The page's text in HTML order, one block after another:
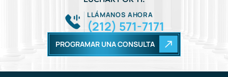
CONTÁCTANOS